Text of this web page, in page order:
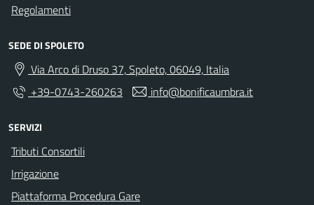
Regolamenti
SEDE DI SPOLETO
Via Arco di Druso 37, Spoleto, 06049, Italia
+39-0743-260263
info@bonificaumbra.it
SERVIZI
Tributi Consortili
Irrigazione
Piattaforma Procedura Gare